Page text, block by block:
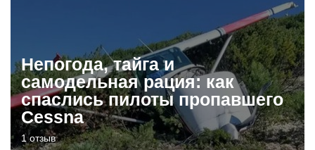
Непогода, тайга и
самодельная рация: как
спаслись пилоты пропавшего
Cessna
1 отзыв